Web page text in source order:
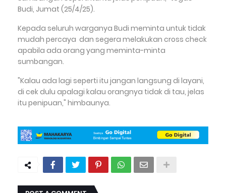
Budi, Jumat (25/4/25).
Kepada seluruh warganya Budi meminta untuk tidak
mudah percaya dan segera melakukan cross check
apabila ada orang yang meminta-minta
sumbangan.
"Kalau ada lagi seperti itu jangan langsung di layani,
di cek dulu apalagi kalau orangnya tidak di tau, jelas
itu penipuan," himbaunya.